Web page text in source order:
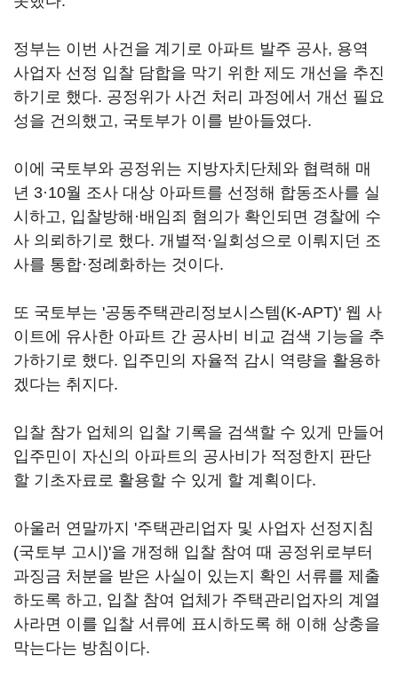
정부는 이번 사건을 계기로 아파트 발주 공사, 용역
사업자 선정 입찰 담합을 막기 위한 제도 개선을 추진
하기로 했다. 공정위가 사건 처리 과정에서 개선 필요
성을 건의했고, 국토부가 이를 받아들였다.
이에 국토부와 공정위는 지방자치단체와 협력해 매
년 3·10월 조사 대상 아파트를 선정해 합동조사를 실
시하고, 입찰방해·배임죄 혐의가 확인되면 경찰에 수
사 의뢰하기로 했다. 개별적·일회성으로 이뤄지던 조
사를 통합·정례화하는 것이다.
또 국토부는 '공동주택관리정보시스템(K-APT)' 웹 사
이트에 유사한 아파트 간 공사비 비교 검색 기능을 추
가하기로 했다. 입주민의 자율적 감시 역량을 활용하
겠다는 취지다.
입찰 참가 업체의 입찰 기록을 검색할 수 있게 만들어
입주민이 자신의 아파트의 공사비가 적정한지 판단
할 기초자료로 활용할 수 있게 할 계획이다.
아울러 연말까지 '주택관리업자 및 사업자 선정지침
(국토부 고시)'을 개정해 입찰 참여 때 공정위로부터
과징금 처분을 받은 사실이 있는지 확인 서류를 제출
하도록 하고, 입찰 참여 업체가 주택관리업자의 계열
사라면 이를 입찰 서류에 표시하도록 해 이해 상충을
막는다는 방침이다.